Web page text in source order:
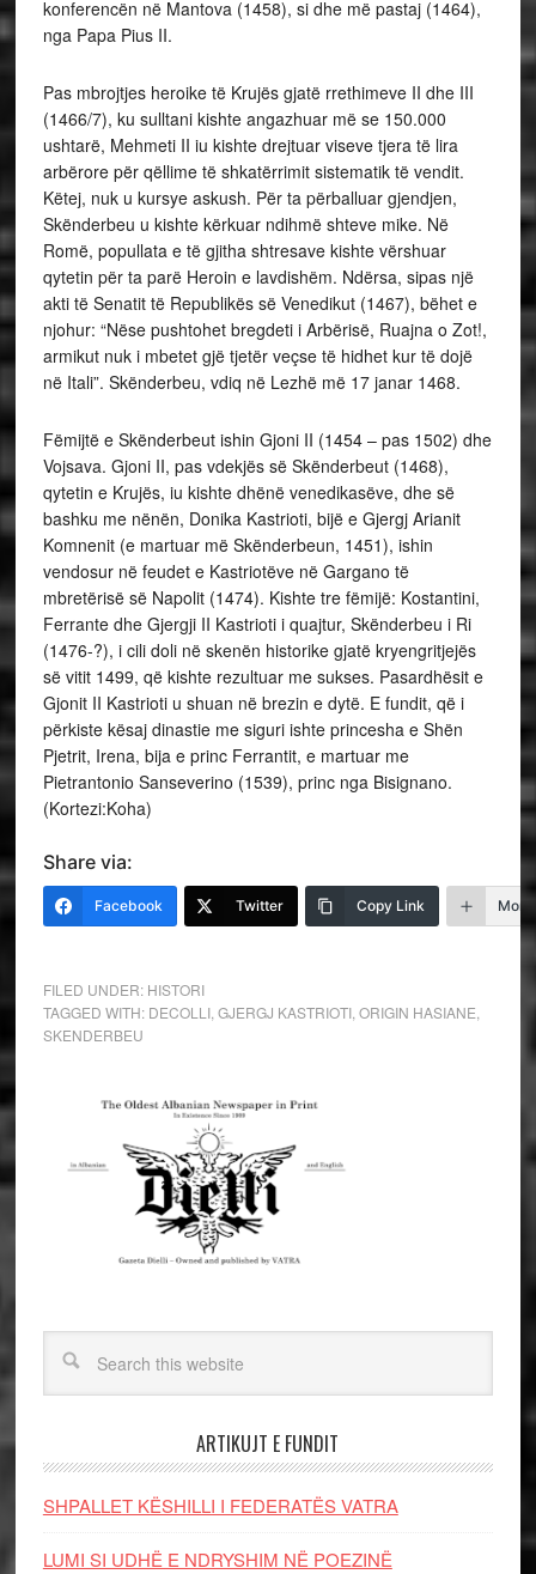
konferencën në Mantova (1458), si dhe më pastaj (1464),
nga Papa Pius II.
Pas mbrojtjes heroike të Krujës gjatë rrethimeve II dhe III
(1466/7), ku sulltani kishte angazhuar më se 150.000
ushtarë, Mehmeti II iu kishte drejtuar viseve tjera të lira
arbërore për qëllime të shkatërrimit sistematik të vendit.
Këtej, nuk u kursye askush. Për ta përballuar gjendjen,
Skënderbeu u kishte kërkuar ndihmë shteve mike. Në
Romë, popullata e të gjitha shtresave kishte vërshuar
qytetin për ta parë Heroin e lavdishëm. Ndërsa, sipas një
akti të Senatit të Republikës së Venedikut (1467), bëhet e
njohur: “Nëse pushtohet bregdeti i Arbërisë, Ruajna o Zot!,
armikut nuk i mbetet gjë tjetër veçse të hidhet kur të dojë
në Itali”. Skënderbeu, vdiq në Lezhë më 17 janar 1468.
Fëmijtë e Skënderbeut ishin Gjoni II (1454 – pas 1502) dhe
Vojsava. Gjoni II, pas vdekjës së Skënderbeut (1468),
qytetin e Krujës, iu kishte dhënë venedikasëve, dhe së
bashku me nënën, Donika Kastrioti, bijë e Gjergj Arianit
Komnenit (e martuar më Skënderbeun, 1451), ishin
vendosur në feudet e Kastriotëve në Gargano të
mbretërisë së Napolit (1474). Kishte tre fëmijë: Kostantini,
Ferrante dhe Gjergji II Kastrioti i quajtur, Skënderbeu i Ri
(1476-?), i cili doli në skenën historike gjatë kryengritjejës
së vitit 1499, që kishte rezultuar me sukses. Pasardhësit e
Gjonit II Kastrioti u shuan në brezin e dytë. E fundit, që i
përkiste kësaj dinastie me siguri ishte princesha e Shën
Pjetrit, Irena, bija e princ Ferrantit, e martuar me
Pietrantonio Sanseverino (1539), princ nga Bisignano.
(Kortezi:Koha)
Share via:
Facebook Twitter Copy Link More
FILED UNDER: HISTORI
TAGGED WITH: DECOLLI, GJERGJ KASTRIOTI, ORIGIN HASIANE
SKENDERBEU
ARTIKUJT E FUNDIT
SHPALLET KËSHILLI I FEDERATËS VATRA
LUMI SI UDHË E NDRYSHIM NË POEZINË